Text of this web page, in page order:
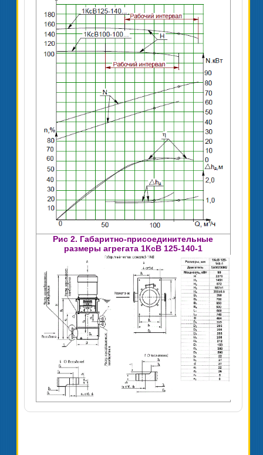
Рис 2. Габаритно-присоединительные
размеры агрегата 1КсВ 125-140-1